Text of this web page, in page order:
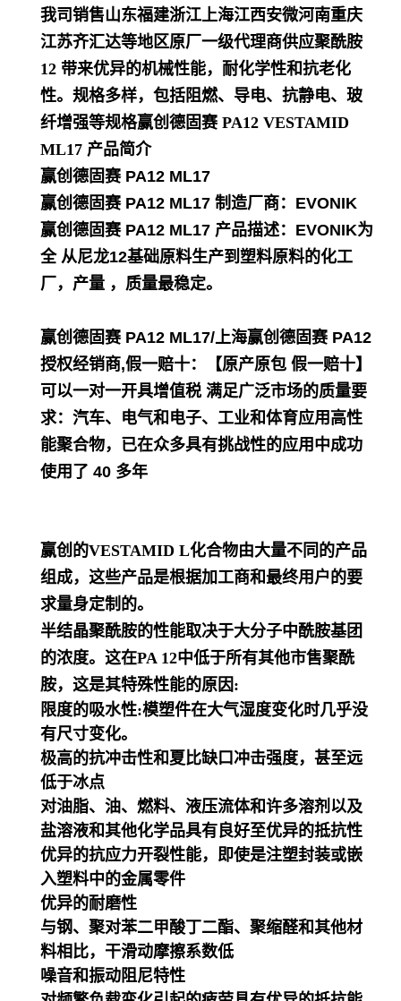
我司销售山东福建浙江上海江西安微河南重庆
江苏齐汇达等地区原厂一级代理商供应聚酰胺
12 带来优异的机械性能，耐化学性和抗老化
性。规格多样，包括阻燃、导电、抗静电、玻
纤增强等规格赢创德固赛 PA12 VESTAMID
ML17 产品简介
赢创德固赛 PA12 ML17
赢创德固赛 PA12 ML17 制造厂商：EVONIK
赢创德固赛 PA12 ML17 产品描述：EVONIK为
全 从尼龙12基础原料生产到塑料原料的化工
厂，产量 ，质量最稳定。
赢创德固赛 PA12 ML17/上海赢创德固赛 PA12
授权经销商,假一赔十：【原产原包 假一赔十】
可以一对一开具增值税 满足广泛市场的质量要
求：汽车、电气和电子、工业和体育应用高性
能聚合物，已在众多具有挑战性的应用中成功
使用了 40 多年
赢创的VESTAMID L化合物由大量不同的产品
组成，这些产品是根据加工商和最终用户的要
求量身定制的。
半结晶聚酰胺的性能取决于大分子中酰胺基团
的浓度。这在PA 12中低于所有其他市售聚酰
胺，这是其特殊性能的原因:
限度的吸水性:模塑件在大气湿度变化时几乎没
有尺寸变化。
极高的抗冲击性和夏比缺口冲击强度，甚至远
低于冰点
对油脂、油、燃料、液压流体和许多溶剂以及
盐溶液和其他化学品具有良好至优异的抵抗性
优异的抗应力开裂性能，即使是注塑封装或嵌
入塑料中的金属零件
优异的耐磨性
与钢、聚对苯二甲酸丁二酯、聚缩醛和其他材
料相比，干滑动摩擦系数低
噪音和振动阻尼特性